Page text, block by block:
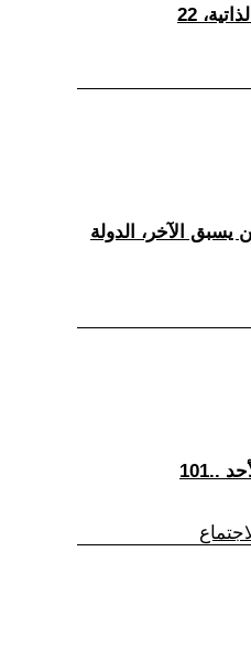
يسبق الآخر، الدولة